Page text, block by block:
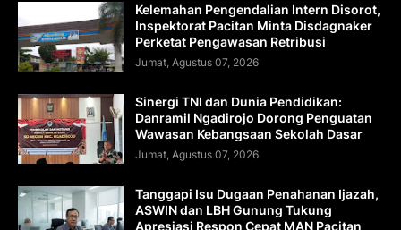
Kelemahan Pengendalian Intern Disorot,
Inspektorat Pacitan Minta Disdagnaker
Perketat Pengawasan Retribusi
Jumat, Agustus 07, 2026
Sinergi TNI dan Dunia Pendidikan:
Danramil Ngadirojo Dorong Penguatan
Wawasan Kebangsaan Sekolah Dasar
Jumat, Agustus 07, 2026
Tanggapi Isu Dugaan Penahanan Ijazah,
ASWIN dan LBH Gunung Tukung
Apresiasi Respon Cepat MAN Pacitan